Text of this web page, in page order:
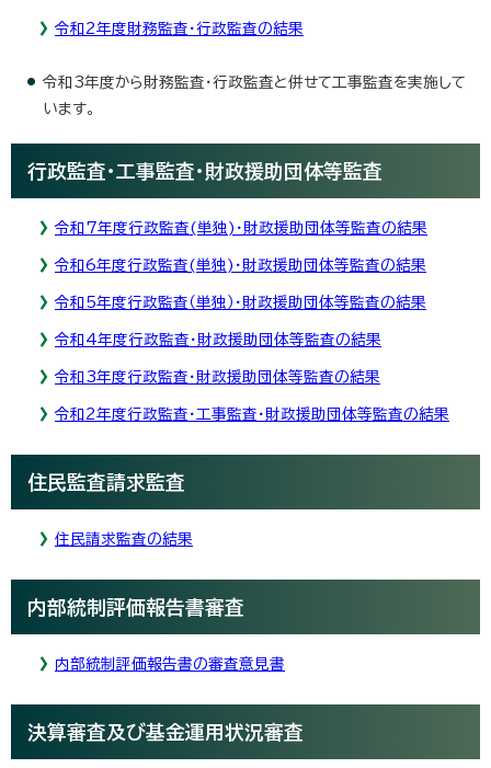
令和2年度財務監査・行政監査の結果
令和3年度から財務監査・行政監査と併せて工事監査を実施して
います。
行政監査・工事監査・財政援助団体等監査
令和7年度行政監査(単独)・財政援助団体等監査の結果
令和6年度行政監査(単独)・財政援助団体等監査の結果
令和5年度行政監査（単独）・財政援助団体等監査の結果
令和4年度行政監査・財政援助団体等監査の結果
令和3年度行政監査・財政援助団体等監査の結果
令和2年度行政監査・工事監査・財政援助団体等監査の結果
住民監査請求監査
住民請求監査の結果
内部統制評価報告書審査
内部統制評価報告書の審査意見書
決算審査及び基金運用状況審査